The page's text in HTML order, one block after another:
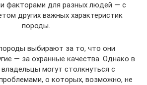
факторами для разных людей — с
других важных характеристик
породы.
выбирают за то, что они
— за охранные качества. Однако в
могут столкнуться с
о которых, возможно, не